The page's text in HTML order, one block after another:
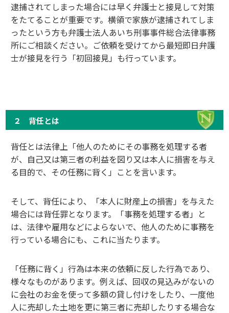
逮捕されてしまった場合には早く弁護士と接見して対策
をたてることが重要です。横領で家族が逮捕されてしま
ったという方も弁護士法人あいち刑事事件総合法律事務
所にご相談ください。ご依頼を受けてから最短即日弁護
士が接見を行う「初回接見」も行っています。
２ 背任とは
背任とは法律上「他人のためにその事務を処理する者
が、自己又は第三者の利益を図り又は本人に損害を与え
る目的で、その任務に背く」ことを言います。
そして、背任により、「本人に財産上の損害」を与えた
場合には背任罪となります。「事務を処理する者」と
は、法律や雇用などによらないで、他人のために事務を
行っている場合にも、これに当たります。
「任務に背く」行為は本来の依頼に反した行為であり、
様々なものがあります。例えば、回収の見込みがないの
に会社のお金を使って多額の貸し付けをしたり、一度他
人に売却した土地を更に第三者に売却したりする場合な